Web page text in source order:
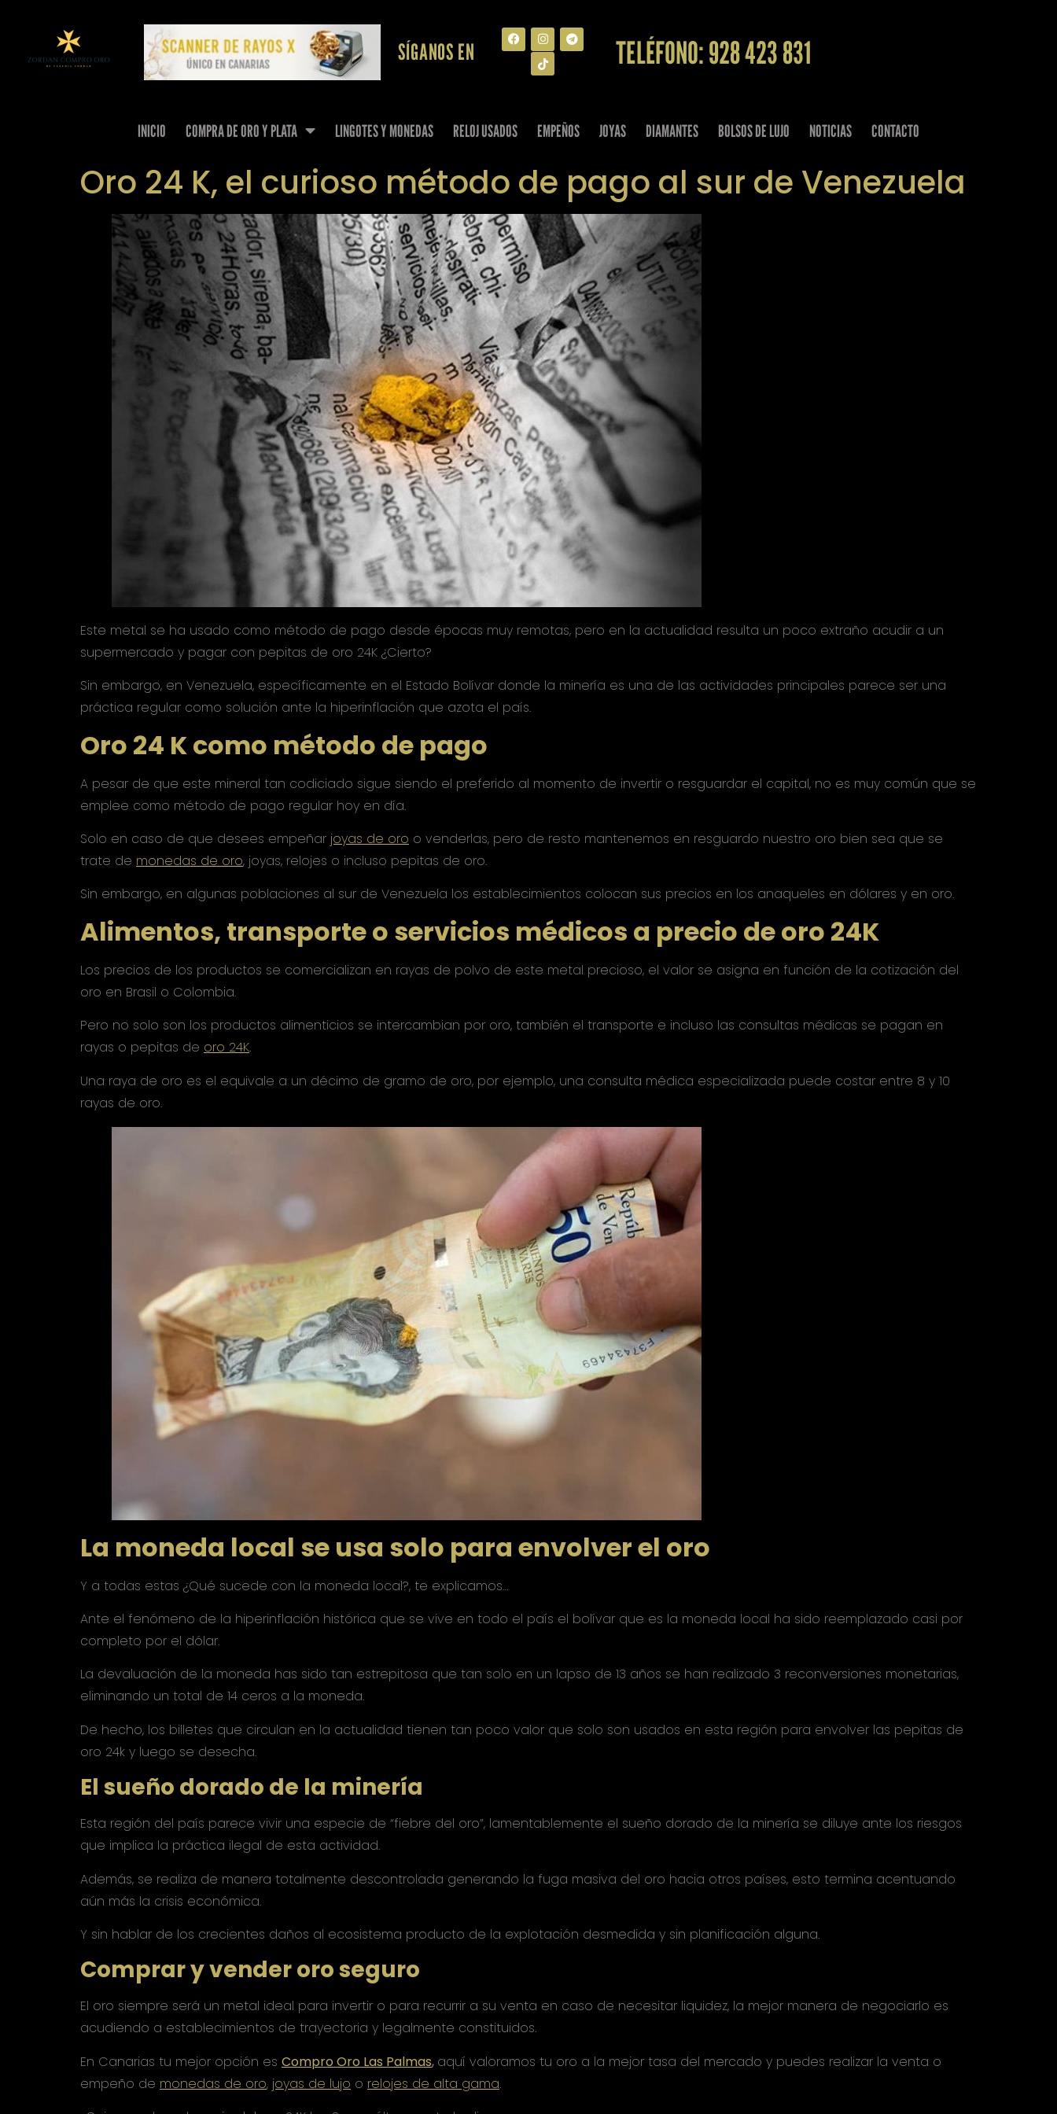
SÍGANOS EN TELÉFONO: 928 423 831
INICIO COMPRA DE ORO Y PLATA LINGOTES Y MONEDAS RELOJ USADOS EMPEÑOS JOYAS DIAMANTES BOLSOS DE LUJO NOTICIAS CONTACTO
Oro 24 K, el curioso método de pago al sur de Venezuela
Este metal se ha usado como método de pago desde épocas muy remotas, pero en la actualidad resulta un poco extraño acudir a un
supermercado y pagar con pepitas de oro 24K ¿Cierto?
Sin embargo, en Venezuela, específicamente en el Estado Bolívar donde la minería es una de las actividades principales parece ser una
práctica regular como solución ante la hiperinflación que azota el país.
Oro 24 K como método de pago
A pesar de que este mineral tan codiciado sigue siendo el preferido al momento de invertir o resguardar el capital, no es muy común que se
emplee como método de pago regular hoy en día.
Solo en caso de que desees empeñar joyas de oro o venderlas, pero de resto mantenemos en resguardo nuestro oro bien sea que se
trate de monedas de oro, joyas, relojes o incluso pepitas de oro.
Sin embargo, en algunas poblaciones al sur de Venezuela los establecimientos colocan sus precios en los anaqueles en dólares y en oro.
Alimentos, transporte o servicios médicos a precio de oro 24K
Los precios de los productos se comercializan en rayas de polvo de este metal precioso, el valor se asigna en función de la cotización del
oro en Brasil o Colombia.
Pero no solo son los productos alimenticios se intercambian por oro, también el transporte e incluso las consultas médicas se pagan en
rayas o pepitas de oro 24K.
Una raya de oro es el equivale a un décimo de gramo de oro, por ejemplo, una consulta médica especializada puede costar entre 8 y 10
rayas de oro.
La moneda local se usa solo para envolver el oro
Y a todas estas ¿Qué sucede con la moneda local?, te explicamos…
Ante el fenómeno de la hiperinflación histórica que se vive en todo el país el bolívar que es la moneda local ha sido reemplazado casi por
completo por el dólar.
La devaluación de la moneda has sido tan estrepitosa que tan solo en un lapso de 13 años se han realizado 3 reconversiones monetarias,
eliminando un total de 14 ceros a la moneda.
De hecho, los billetes que circulan en la actualidad tienen tan poco valor que solo son usados en esta región para envolver las pepitas de
oro 24k y luego se desecha.
El sueño dorado de la minería
Esta región del país parece vivir una especie de “fiebre del oro”, lamentablemente el sueño dorado de la minería se diluye ante los riesgos
que implica la práctica ilegal de esta actividad.
Además, se realiza de manera totalmente descontrolada generando la fuga masiva del oro hacia otros países, esto termina acentuando
aún más la crisis económica.
Y sin hablar de los crecientes daños al ecosistema producto de la explotación desmedida y sin planificación alguna.
Comprar y vender oro seguro
El oro siempre será un metal ideal para invertir o para recurrir a su venta en caso de necesitar liquidez, la mejor manera de negociarlo es
acudiendo a establecimientos de trayectoria y legalmente constituidos.
En Canarias tu mejor opción es Compro Oro Las Palmas, aquí valoramos tu oro a la mejor tasa del mercado y puedes realizar la venta o
empeño de monedas de oro, joyas de lujo o relojes de alta gama.